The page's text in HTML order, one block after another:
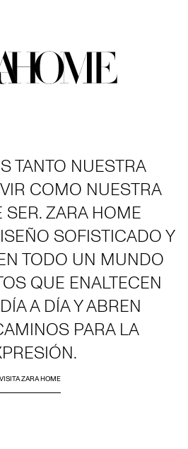
TANTO NUESTRA
COMO NUESTRA
SER. ZARA HOME
SOFISTICADO Y
TODO UN MUNDO
QUE ENALTECEN
A DÍA Y ABREN
PARA LA
VISITA ZARA HOME